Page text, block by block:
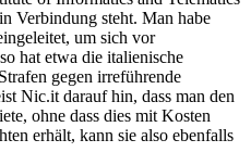
Verbindung steht. Man habe
um sich vor
hat etwa die italienische
gegen irreführende
Nic.it darauf hin, dass man den
ohne dass dies mit Kosten
erhält, kann sie also ebenfalls